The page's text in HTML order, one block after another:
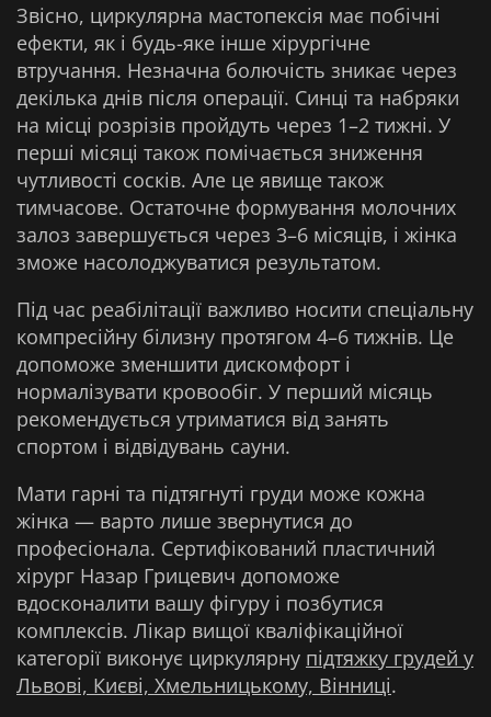
Звісно, циркулярна мастопексія має побічні
ефекти, як і будь-яке інше хірургічне
втручання. Незначна болючість зникає через
декілька днів після операції. Синці та набряки
на місці розрізів пройдуть через 1–2 тижні. У
перші місяці також помічається зниження
чутливості сосків. Але це явище також
тимчасове. Остаточне формування молочних
залоз завершується через 3–6 місяців, і жінка
зможе насолоджуватися результатом.
Під час реабілітації важливо носити спеціальну
компресійну білизну протягом 4–6 тижнів. Це
допоможе зменшити дискомфорт і
нормалізувати кровообіг. У перший місяць
рекомендується утриматися від занять
спортом і відвідувань сауни.
Мати гарні та підтягнуті груди може кожна
жінка — варто лише звернутися до
професіонала. Сертифікований пластичний
хірург Назар Грицевич допоможе
вдосконалити вашу фігуру і позбутися
комплексів. Лікар вищої кваліфікаційної
категорії виконує циркулярну підтяжку грудей у
Львові, Києві, Хмельницькому, Вінниці.